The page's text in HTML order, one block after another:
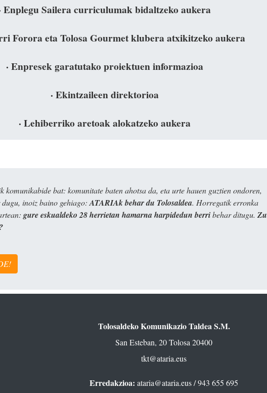
Enplegu Sailera curriculumak bidaltzeko aukera
Forora eta Tolosa Gourmet klubera atxikitzeko aukera
· Enpresek garatutako proiektuen informazioa
· Ekintzaileen direktorioa
· Lehiberriko aretoak alokatzeko aukera
komunikabide bat: komunitate baten ahotsa da, eta urte hauen guztien ondoren,
dugu, inoiz baino gehiago: ATARIAk behar du Tolosaldea. Horregatik erronka
gure eskualdeko 28 herrietan hamarna harpidedun berribehar ditugu. Zu
Tolosaldeko Komunikazio Taldea S.M.
San Esteban, 20 Tolosa 20400
tkt@ataria.eus
Erredakzioa: ataria@ataria.eus/ 943 655 695